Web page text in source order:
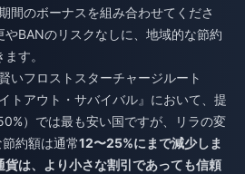
間のボーナスを組み合わせてくださ
BANのリスクなしに、地域的な節約
す。
いフロストスターチャージルート
トアウト・サバイバル』において、提
）では最も安い国ですが、リラの変
約額は通常12〜25%にまで減少しま
は、より小さな割引であっても信頼